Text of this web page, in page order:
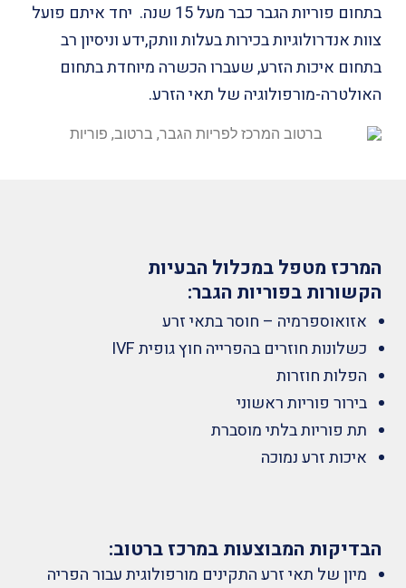
בתחום פוריות הגבר כבר מעל 15 שנה.
יחד איתם פועל
צוות אנדרולוגיות בכירות בעלות וותק,ידע וניסיון רב
בתחום איכות הזרע, שעברו הכשרה מיוחדת בתחום
האולטרה-מורפולוגיה של תאי הזרע.
המרכז מטפל במכלול הבעיות
הקשורות בפוריות הגבר:
אזואוספרמיה – חוסר בתאי זרע
כשלונות חוזרים בהפרייה חוץ גופית IVF
הפלות חוזרות
בירור פוריות ראשוני
תת פוריות בלתי מוסברת
איכות זרע נמוכה
הבדיקות המבוצעות במרכז ברטוב:
מיון של תאי זרע התקינים מורפולוגית עבור הפריה